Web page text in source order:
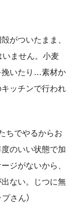
がついたまま、
いません。小麦
挽いたり…素材か
ッチンで行われ
ちでやるからお
のいい状態で加
ジがないから、
ない。じつに無
さん）